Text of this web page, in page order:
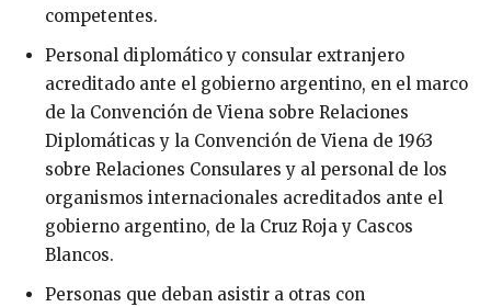
competentes.
Personal diplomático y consular extranjero
acreditado ante el gobierno argentino, en el marco
de la Convención de Viena sobre Relaciones
Diplomáticas y la Convención de Viena de 1963
sobre Relaciones Consulares y al personal de los
organismos internacionales acreditados ante el
gobierno argentino, de la Cruz Roja y Cascos
Blancos.
Personas que deban asistir a otras con